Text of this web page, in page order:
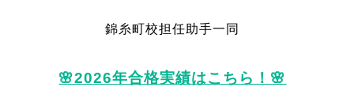
錦糸町校担任助手一同
🌸2026年合格実績はこちら！🌸